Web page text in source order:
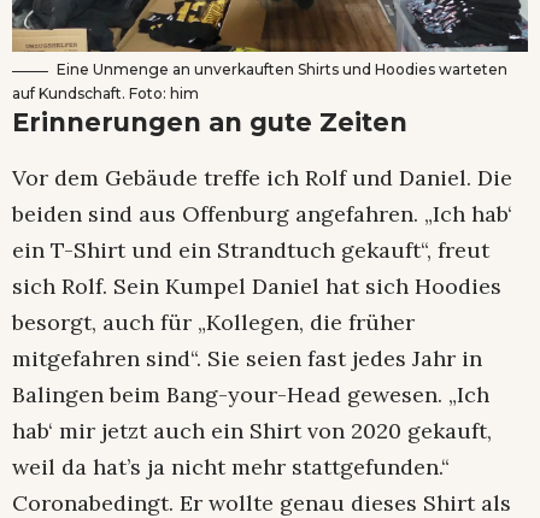
Eine Unmenge an unverkauften Shirts und Hoodies warteten
auf Kundschaft. Foto: him
Erinnerungen an gute Zeiten
Vor dem Gebäude treffe ich Rolf und Daniel. Die
beiden sind aus Offenburg angefahren. „Ich hab‘
ein T-Shirt und ein Strandtuch gekauft“, freut
sich Rolf. Sein Kumpel Daniel hat sich Hoodies
besorgt, auch für „Kollegen, die früher
mitgefahren sind“. Sie seien fast jedes Jahr in
Balingen beim Bang-your-Head gewesen. „Ich
hab‘ mir jetzt auch ein Shirt von 2020 gekauft,
weil da hat’s ja nicht mehr stattgefunden.“
Coronabedingt. Er wollte genau dieses Shirt als